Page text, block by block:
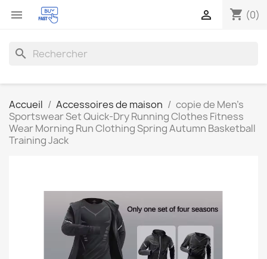
 shopping_cart (0)

search
Accueil Accessoires de maison
copie de Men's
Sportswear Set Quick-Dry Running Clothes Fitness
Wear Morning Run Clothing Spring Autumn Basketball
Training Jack